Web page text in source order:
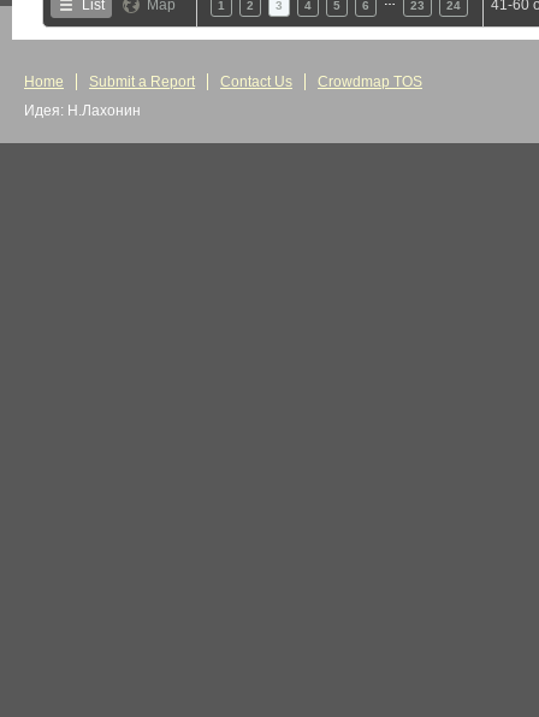
List Map 1 2 3 4 5 6 23 24 41-60
Home Submit a Report Contact Us
Crowdmap TOS
Идея: Н.Лахонин